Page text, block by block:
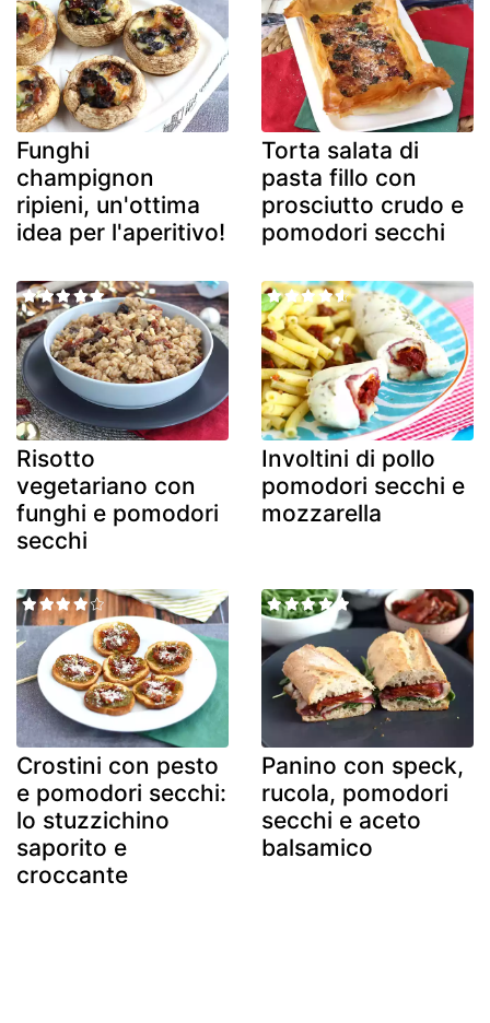
Funghi
champignon
ripieni, un'ottima
idea per l'aperitivo!
Torta salata di
pasta fillo con
prosciutto crudo e
pomodori secchi
Risotto
vegetariano con
funghi e pomodori
secchi
Involtini di pollo
pomodori secchi e
mozzarella
Crostini con pesto
e pomodori secchi:
lo stuzzichino
saporito e
croccante
Panino con speck,
rucola, pomodori
secchi e aceto
balsamico